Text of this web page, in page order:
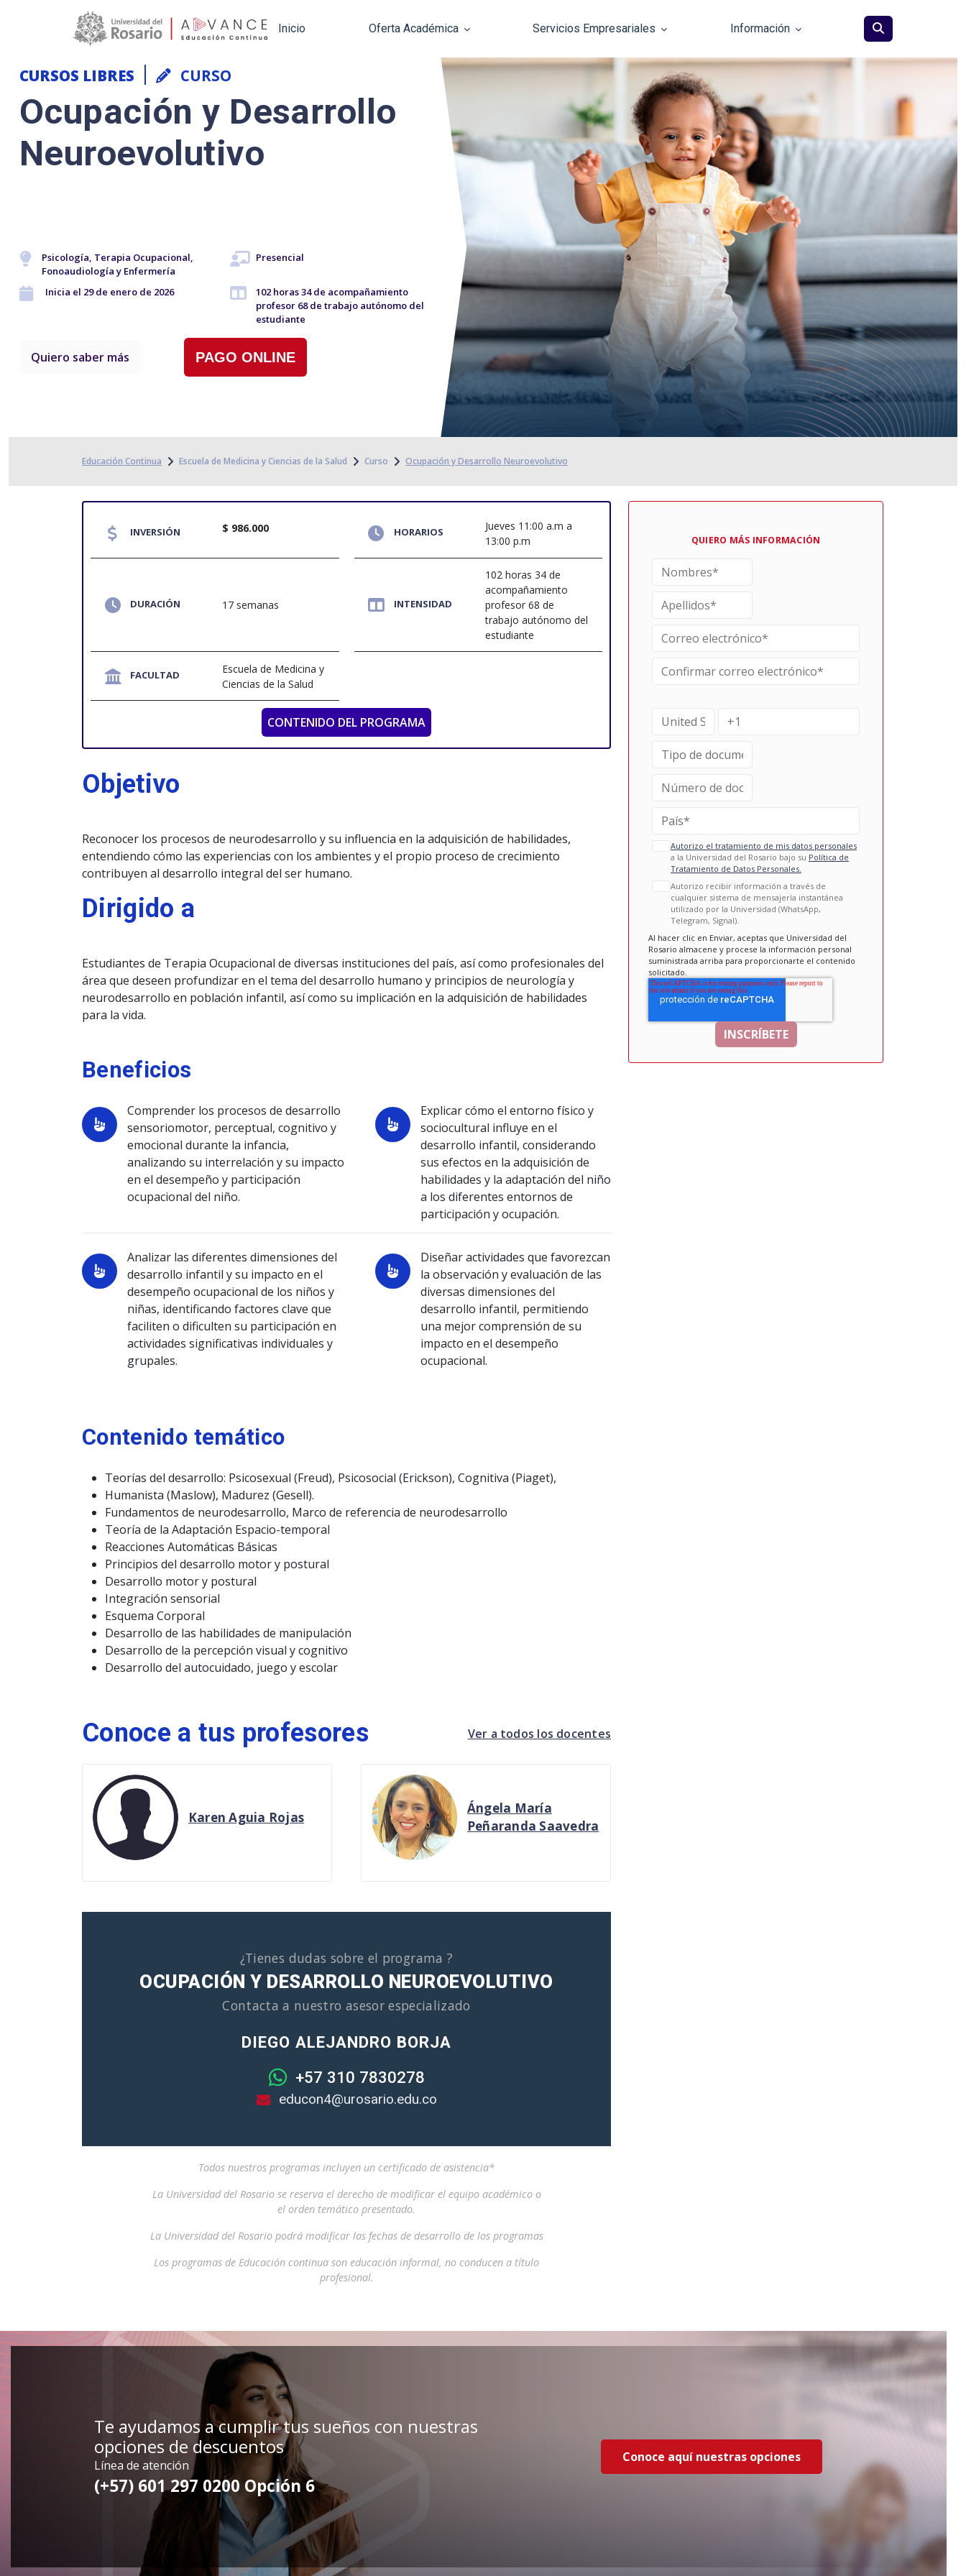
Pasar al contenido principal
Main navigation
Inicio Oferta Académica Servicios Empresariales Información
CURSOS LIBRES CURSO
Ocupación y Desarrollo
Neuroevolutivo
Psicología, Terapia Ocupacional,
Fonoaudiología y Enfermería
Presencial
Inicia el 29 de enero de 2026
102 horas 34 de acompañamiento
profesor 68 de trabajo autónomo del
estudiante
Quiero saber más PAGO ONLINE
Educación Continua Escuela de Medicina y Ciencias de la Salud Curso Ocupación y Desarrollo Neuroevolutivo
INVERSIÓN $ 986.000 HORARIOS
Jueves 11:00 a.m a
13:00 p.m
DURACIÓN 17 semanas INTENSIDAD
102 horas 34 de
acompañamiento
profesor 68 de
trabajo autónomo del
estudiante
FACULTAD
Escuela de Medicina y
Ciencias de la Salud
CONTENIDO DEL PROGRAMA
Objetivo
Reconocer los procesos de neurodesarrollo y su influencia en la adquisición de habilidades,
entendiendo cómo las experiencias con los ambientes y el propio proceso de crecimiento
contribuyen al desarrollo integral del ser humano.
Dirigido a
Estudiantes de Terapia Ocupacional de diversas instituciones del país, así como profesionales del
área que deseen profundizar en el tema del desarrollo humano y principios de neurología y
neurodesarrollo en población infantil, así como su implicación en la adquisición de habilidades
para la vida.
Beneficios
Comprender los procesos de desarrollo
sensoriomotor, perceptual, cognitivo y
emocional durante la infancia,
analizando su interrelación y su impacto
en el desempeño y participación
ocupacional del niño.
Explicar cómo el entorno físico y
sociocultural influye en el
desarrollo infantil, considerando
sus efectos en la adquisición de
habilidades y la adaptación del niño
a los diferentes entornos de
participación y ocupación.
Analizar las diferentes dimensiones del
desarrollo infantil y su impacto en el
desempeño ocupacional de los niños y
niñas, identificando factores clave que
faciliten o dificulten su participación en
actividades significativas individuales y
grupales.
Diseñar actividades que favorezcan
la observación y evaluación de las
diversas dimensiones del
desarrollo infantil, permitiendo
una mejor comprensión de su
impacto en el desempeño
ocupacional.
Contenido temático
Teorías del desarrollo: Psicosexual (Freud), Psicosocial (Erickson), Cognitiva (Piaget),
Humanista (Maslow), Madurez (Gesell).
Fundamentos de neurodesarrollo, Marco de referencia de neurodesarrollo
Teoría de la Adaptación Espacio-temporal
Reacciones Automáticas Básicas
Principios del desarrollo motor y postural
Desarrollo motor y postural
Integración sensorial
Esquema Corporal
Desarrollo de las habilidades de manipulación
Desarrollo de la percepción visual y cognitivo
Desarrollo del autocuidado, juego y escolar
Conoce a tus profesores
Karen Aguia Rojas
Ángela María
Peñaranda Saavedra
Ver a todos los docentes
¿Tienes dudas sobre el programa ?
OCUPACIÓN Y DESARROLLO NEUROEVOLUTIVO
Contacta a nuestro asesor especializado
DIEGO ALEJANDRO BORJA
+57 310 7830278
educon4@urosario.edu.co
Todos nuestros programas incluyen un certificado de asistencia*
La Universidad del Rosario se reserva el derecho de modificar el equipo académico o
el orden temático presentado.
La Universidad del Rosario podrá modificar las fechas de desarrollo de los programas
Los programas de Educación continua son educación informal, no conducen a título
profesional.
QUIERO MÁS INFORMACIÓN
Autorizo el tratamiento de mis datos personales
a la Universidad del Rosario bajo su Política de
Tratamiento de Datos Personales.
Autorizo recibir información a través de
cualquier sistema de mensajería instantánea
utilizado por la Universidad (WhatsApp,
Telegram, Signal).
Al hacer clic en Enviar, aceptas que Universidad del
Rosario almacene y procese la información personal
suministrada arriba para proporcionarte el contenido
solicitado.
Te ayudamos a cumplir tus sueños con nuestras
opciones de descuentos
Línea de atención
(+57) 601 297 0200 Opción 6
Conoce aquí nuestras opciones